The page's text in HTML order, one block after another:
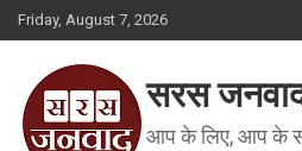
Skip
to
Friday, August 7, 2026
सरस
आप के लिए, आप के